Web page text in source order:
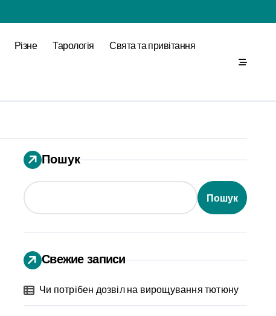
Різне Тарологія Свята та привітання
Пошук
Пошук
Свежие записи
Чи потрібен дозвіл на вирощування тютюну